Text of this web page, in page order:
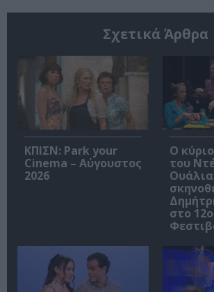
Σχετικά Άρθρα
ΚΠΙΣΝ: Park your
Cinema – Αύγουστος
2026
O
του
στο